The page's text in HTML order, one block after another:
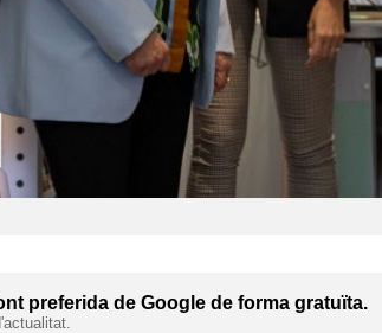
preferida de Google de forma gratuïta.